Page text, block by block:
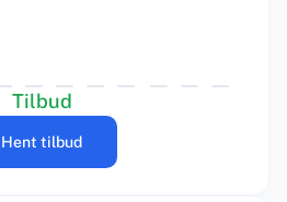
Tilbud
Hent tilbud